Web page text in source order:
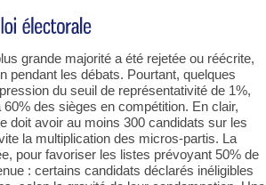
grande majorité a été rejetée ou réécrite,
pendant les débats. Pourtant, quelques
du seuil de représentativité de 1%,
des sièges en compétition. En clair,
doit avoir au moins 300 candidats sur les
la multiplication des micros-partis. La
pour favoriser les listes prévoyant 50% de
: certains candidats déclarés inéligibles